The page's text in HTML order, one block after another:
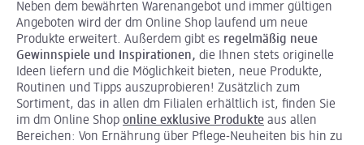
Neben dem bewährten Warenangebot und immer gültigen
Angeboten wird der dm Online Shop laufend um neue
Produkte erweitert. Außerdem gibt es regelmäßig neue
Gewinnspiele und Inspirationen, die Ihnen stets originelle
Ideen liefern und die Möglichkeit bieten, neue Produkte,
Routinen und Tipps auszuprobieren! Zusätzlich zum
Sortiment, das in allen dm Filialen erhältlich ist, finden Sie
im dm Online Shop online exklusive Produkte aus allen
Bereichen: Von Ernährung über Pflege-Neuheiten bis hin zu